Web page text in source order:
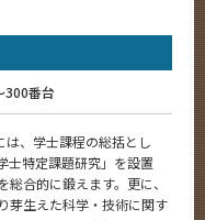
300番台
は、学士課程の総括とし
士特定課題研究」を設置
合的に鍛えます。更に、
芽生えた科学・技術に関す